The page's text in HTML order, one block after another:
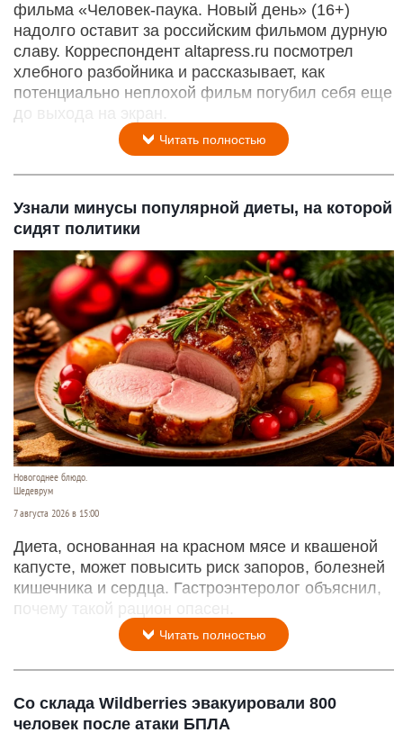
фильма «Человек-паука. Новый день» (16+)
надолго оставит за российским фильмом дурную
славу. Корреспондент altapress.ru посмотрел
хлебного разбойника и рассказывает, как
потенциально неплохой фильм погубил себя еще
до выхода на экран.
Читать полностью
Узнали минусы популярной диеты, на которой
сидят политики
Новогоднее блюдо.
Шедеврум
7 августа 2026 в 15:00
Диета, основанная на красном мясе и квашеной
капусте, может повысить риск запоров, болезней
кишечника и сердца. Гастроэнтеролог объяснил,
почему такой рацион опасен.
Читать полностью
Со склада Wildberries эвакуировали 800
человек после атаки БПЛА